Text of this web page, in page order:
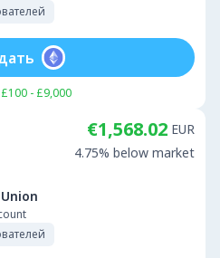
£100 - £9,000
€1,568.02 EUR
4.75% below market